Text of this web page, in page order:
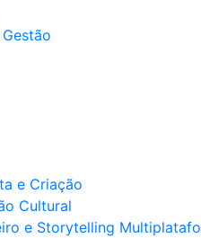
e Criação
Cultural
e Storytelling